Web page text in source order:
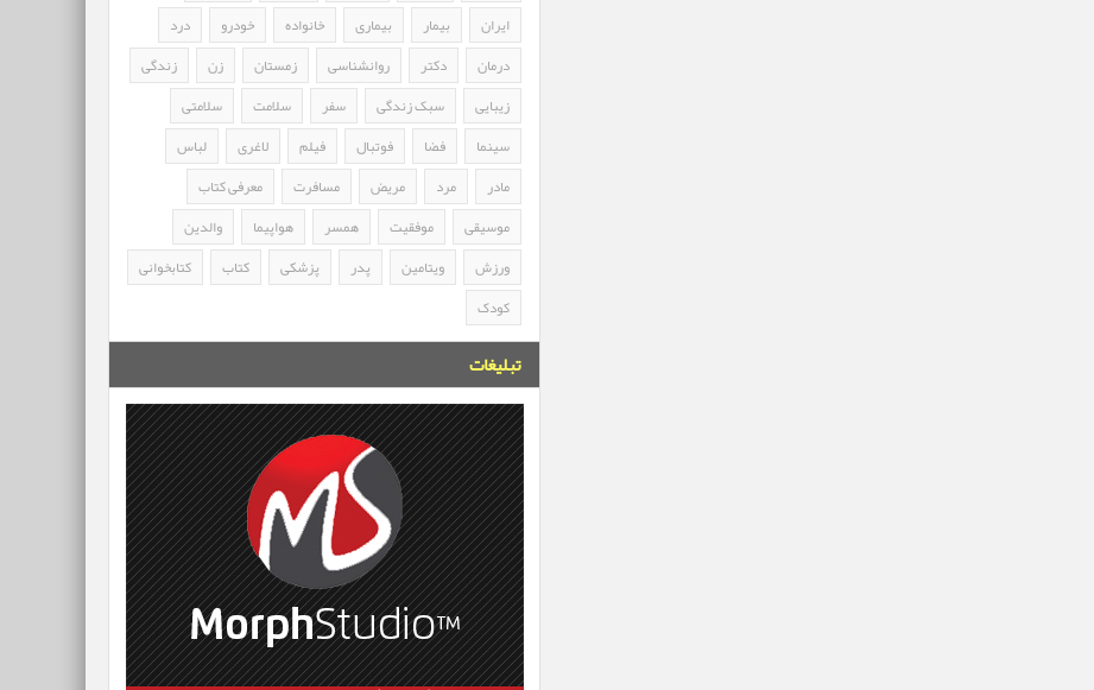
ایران
بیمار بیماری خانواده خودرو
درد
درمان
دکتر روانشناسی زمستان زن
زندگی
زیبایی
سبک زندگی سفر سلامت
سلامتی
سینما
فضا فوتبال فیلم لاغری
لباس
مادر
مرد مریض مسافرت
معرفی کتاب
موسیقی
موفقیت همسر هواپیما
والدین
ورزش
ویتامین پدر پزشکی کتاب
کتابخوانی
کودک
تبلیغات